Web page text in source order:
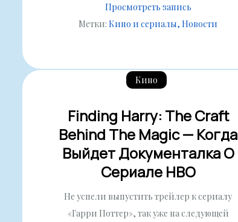
Просмотреть запись
Метки:Кино и сериалы Новости
Кино
Finding Harry: The Craft
Behind The Magic — Когда
Выйдет Документалка О
Сериале HBO
Не успели выпустить трейлер к сериалу
«Гарри Поттер», так уже на следующей